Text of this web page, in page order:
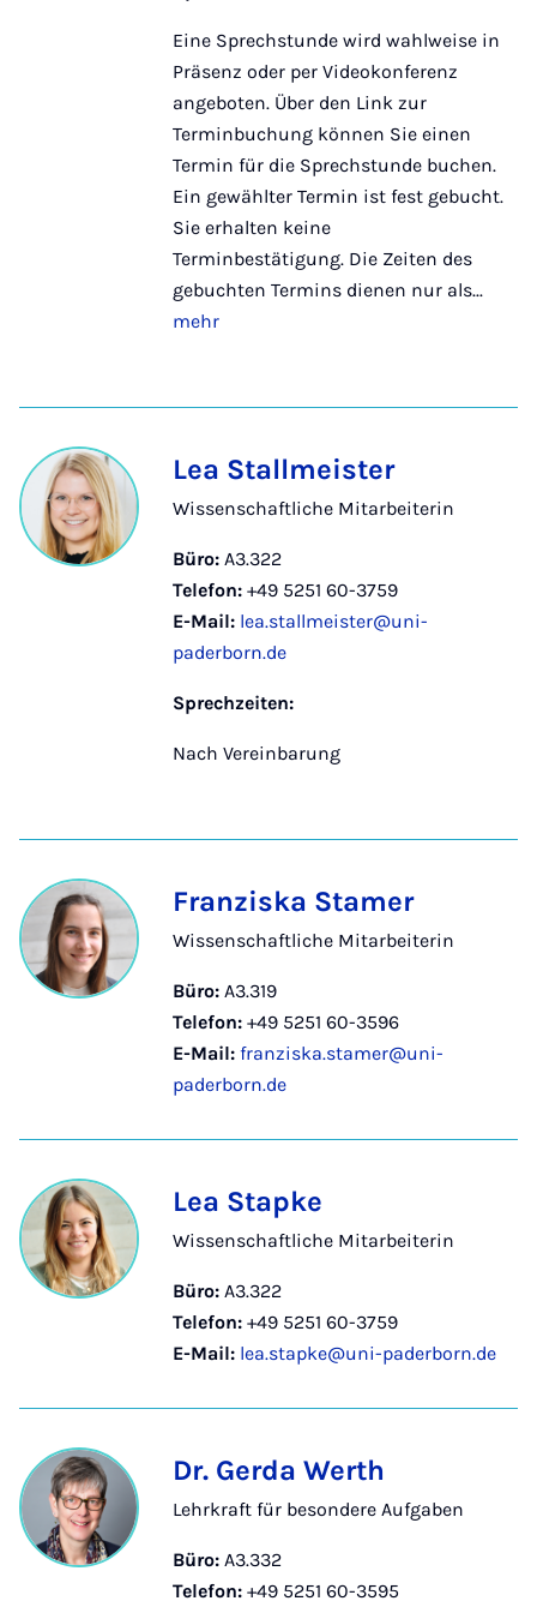
Eine Sprechstunde wird wahlweise in
Präsenz oder per Videokonferenz
angeboten. Über den Link zur
Terminbuchung können Sie einen
Termin für die Sprechstunde buchen.
Ein gewählter Termin ist fest gebucht.
Sie erhalten keine
Terminbestätigung. Die Zeiten des
gebuchten Termins dienen nur als...
mehr
Lea Stallmeister
Wissenschaftliche Mitarbeiterin
Büro: A3.322
Telefon: +49 5251 60-3759
E-Mail: lea.stallmeister@uni-
paderborn.de
Sprechzeiten:
Nach Vereinbarung
Franziska Stamer
Wissenschaftliche Mitarbeiterin
Büro: A3.319
Telefon: +49 5251 60-3596
E-Mail: franziska.stamer@uni-
paderborn.de
Lea Stapke
Wissenschaftliche Mitarbeiterin
Büro: A3.322
Telefon: +49 5251 60-3759
E-Mail: lea.stapke@uni-paderborn.de
Dr. Gerda Werth
Lehrkraft für besondere Aufgaben
Büro: A3.332
Telefon: +49 5251 60-3595